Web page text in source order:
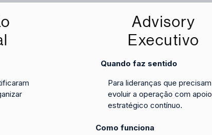
Advisory
Executivo
Quando faz sentido
Para lideranças que precisam
evoluir a operação com apoio
estratégico contínuo.
Como funciona